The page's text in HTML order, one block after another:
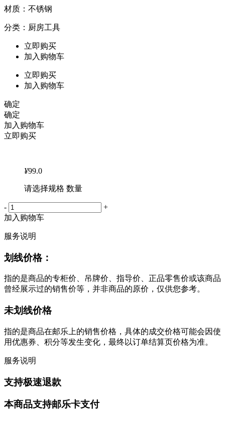
材质：不锈钢
分类：厨房工具
立即购买
加入购物车
立即购买
加入购物车
确定
确定
加入购物车
立即购买
¥99.0
请选择规格 数量
-
+
加入购物车
服务说明
划线价格：
指的是商品的专柜价、吊牌价、指导价、正品零售价或该商品
曾经展示过的销售价等，并非商品的原价，仅供您参考。
未划线价格
指的是商品在邮乐上的销售价格，具体的成交价格可能会因使
用优惠券、积分等发生变化，最终以订单结算页价格为准。
服务说明
支持极速退款
本商品支持邮乐卡支付